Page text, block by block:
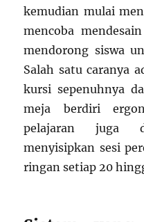
kemudian mulai
mencoba
mendorong siswa
Salah satu caranya
kursi sepenuhnya
meja berdiri
pelajaran juga
menyisipkan sesi
ringan setiap 20